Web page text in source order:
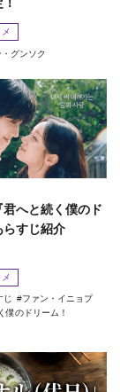
グンソク
へと続く僕のド
らすじ紹介
じ
ファン・イニョプ
僕のドリーム！